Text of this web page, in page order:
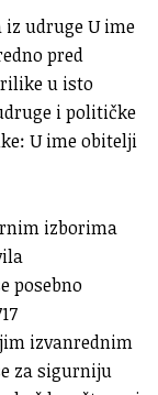
udruge U ime
pred
u isto
i političke
U ime obitelji
izborima
posebno
izvanrednim
za sigurniju